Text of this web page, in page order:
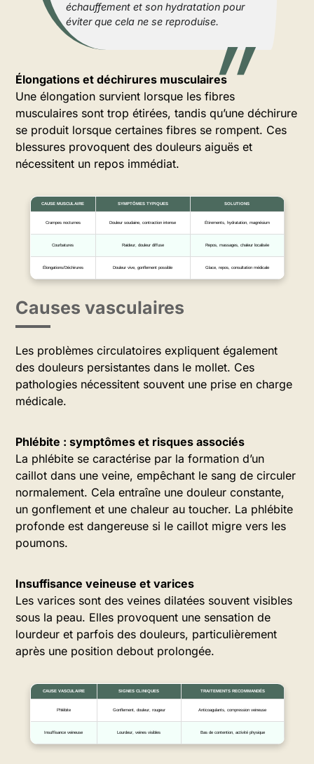
échauffement et son hydratation pour
éviter que cela ne se reproduise.
Élongations et déchirures musculaires
Une élongation survient lorsque les fibres
musculaires sont trop étirées, tandis qu’une déchirure
se produit lorsque certaines fibres se rompent. Ces
blessures provoquent des douleurs aiguës et
nécessitent un repos immédiat.
CAUSE MUSCULAIRE SYMPTÔMES TYPIQUES SOLUTIONS
Crampes nocturnes Douleur soudaine, contraction intense Étirements, hydratation, magnésium
Courbatures Raideur, douleur diffuse Repos, massages, chaleur localisée
Élongations/Déchirures Douleur vive, gonflement possible Glace, repos, consultation médicale
Causes vasculaires
Les problèmes circulatoires expliquent également
des douleurs persistantes dans le mollet. Ces
pathologies nécessitent souvent une prise en charge
médicale.
Phlébite : symptômes et risques associés
La phlébite se caractérise par la formation d’un
caillot dans une veine, empêchant le sang de circuler
normalement. Cela entraîne une douleur constante,
un gonflement et une chaleur au toucher. La phlébite
profonde est dangereuse si le caillot migre vers les
poumons.
Insuffisance veineuse et varices
Les varices sont des veines dilatées souvent visibles
sous la peau. Elles provoquent une sensation de
lourdeur et parfois des douleurs, particulièrement
après une position debout prolongée.
CAUSE VASCULAIRE SIGNES CLINIQUES TRAITEMENTS RECOMMANDÉS
Phlébite Gonflement, douleur, rougeur Anticoagulants, compression veineuse
Insuffisance veineuse Lourdeur, veines visibles Bas de contention, activité physique